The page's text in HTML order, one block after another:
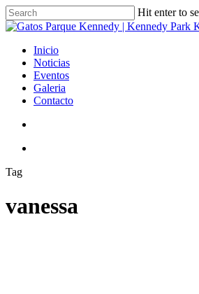
Skip
to
content
Hit enter to
Close
search
Menu
Inicio
Noticias
Eventos
Galeria
Contacto
Tag
vanessa